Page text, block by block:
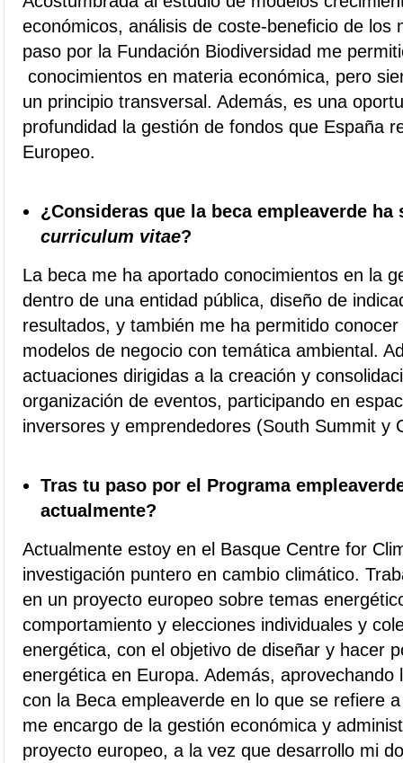
económicos, análisis de coste-beneficio de los
paso por la Fundación Biodiversidad me
conocimientos en materia económica, pero
un principio transversal. Además, es una
profundidad la gestión de fondos que España
Europeo.
¿Consideras que la beca empleaverde
curriculum vitae?
La beca me ha aportado conocimientos en la
dentro de una entidad pública, diseño de
resultados, y también me ha permitido
modelos de negocio con temática ambiental.
actuaciones dirigidas a la creación y
organización de eventos, participando en
inversores y emprendedores (South Summit y
Tras tu paso por el Programa
actualmente?
Actualmente estoy en el Basque Centre for
investigación puntero en cambio climático.
en un proyecto europeo sobre temas
comportamiento y elecciones individuales y
energética, con el objetivo de diseñar y hacer
energética en Europa. Además, aprovechando
con la Beca empleaverde en lo que se refiere
me encargo de la gestión económica y
proyecto europeo, a la vez que desarrollo mi